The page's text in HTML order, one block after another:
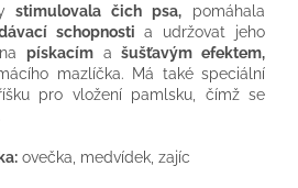
stimulovala čich psa, pomáhala
schopnosti a udržovat jeho
pískacím ašušťavým efektem,
mazlíčka. Má také speciální
pro vložení pamlsku, čímž se
ovečka, medvídek, zajíc